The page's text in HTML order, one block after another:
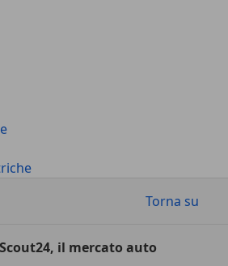
Torna su
il mercato auto